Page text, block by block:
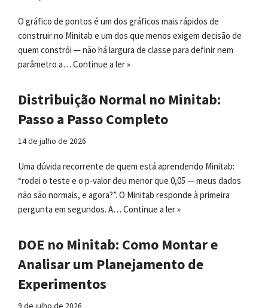
O gráfico de pontos é um dos gráficos mais rápidos de
construir no Minitab e um dos que menos exigem decisão de
quem constrói — não há largura de classe para definir nem
parâmetro a… Continue a ler »
Distribuição Normal no Minitab:
Passo a Passo Completo
14 de julho de 2026
Uma dúvida recorrente de quem está aprendendo Minitab:
“rodei o teste e o p-valor deu menor que 0,05 — meus dados
não são normais, e agora?”. O Minitab responde à primeira
pergunta em segundos. A… Continue a ler »
DOE no Minitab: Como Montar e
Analisar um Planejamento de
Experimentos
9 de julho de 2026